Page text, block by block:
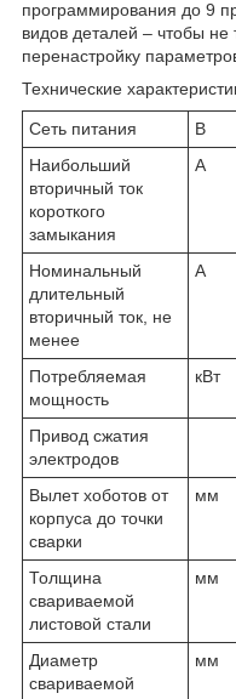
программирования до 9
видов деталей – чтобы
перенастройку
Технические
Сеть питания В
Наибольший
вторичный ток
короткого
замыкания
А
Номинальный
длительный
вторичный ток, не
менее
А
Потребляемая
мощность
кВт
Привод сжатия
электродов
Вылет хоботов от
корпуса до точки
сварки
мм
Толщина
свариваемой
листовой стали
мм
Диаметр
свариваемой
мм